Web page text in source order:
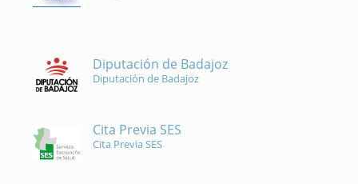
Diputación de Badajoz
Diputación de Badajoz
Cita Previa SES
Cita Previa SES